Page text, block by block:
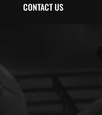
CONTACT US